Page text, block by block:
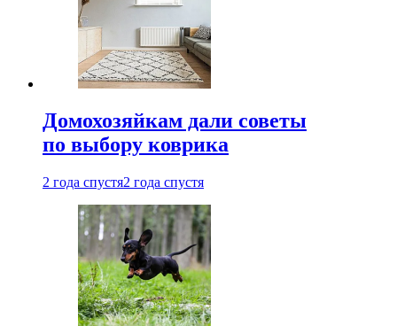
Домохозяйкам дали советы
по выбору коврика
2 года спустя2 года спустя